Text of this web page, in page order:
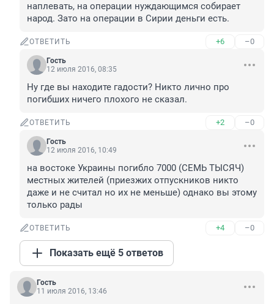
наплевать, на операции нуждающимся собирает
народ. Зато на операции в Сирии деньги есть.
ОТВЕТИТЬ +6 –0
Гость
12 июля 2016, 08:35
Ну где вы находите гадости? Никто лично про
погибших ничего плохого не сказал.
ОТВЕТИТЬ +2 –0
Гость
12 июля 2016, 10:49
на востоке Украины погибло 7000 (СЕМЬ ТЫСЯЧ)
местных жителей (приезжих отпускников никто
даже и не считал но их не меньше) однако вы этому
только рады
ОТВЕТИТЬ +4 –0
Показать ещё 5 ответов
Гость
11 июля 2016, 13:46